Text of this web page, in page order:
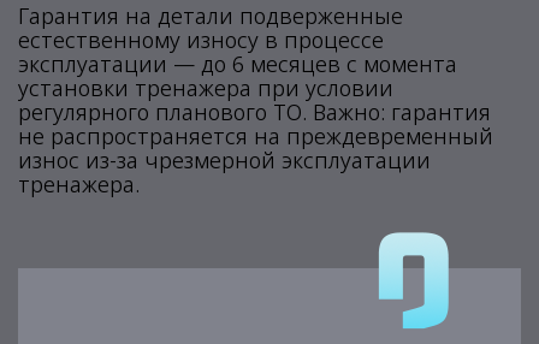
Гарантия на детали подверженные
естественному износу в процессе
эксплуатации — до 6 месяцев с момента
установки тренажера при условии
регулярного планового ТО. Важно: гарантия
не распространяется на преждевременный
износ из-за чрезмерной эксплуатации
тренажера.